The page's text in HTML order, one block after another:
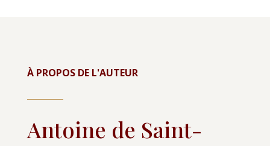
À PROPOS DE L'AUTEUR
Antoine de Saint-